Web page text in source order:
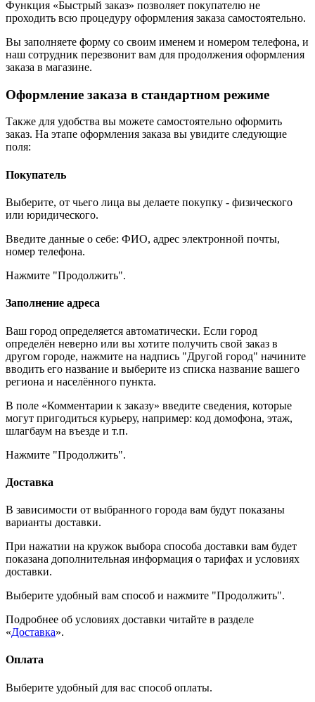
Функция «Быстрый заказ» позволяет покупателю не
проходить всю процедуру оформления заказа самостоятельно.
Вы заполняете форму со своим именем и номером телефона, и
наш сотрудник перезвонит вам для продолжения оформления
заказа в магазине.
Оформление заказа в стандартном режиме
Также для удобства вы можете самостоятельно оформить
заказ. На этапе оформления заказа вы увидите следующие
поля:
Покупатель
Выберите, от чьего лица вы делаете покупку - физического
или юридического.
Введите данные о себе: ФИО, адрес электронной почты,
номер телефона.
Нажмите "Продолжить".
Заполнение адреса
Ваш город определяется автоматически. Если город
определён неверно или вы хотите получить свой заказ в
другом городе, нажмите на надпись "Другой город" начините
вводить его название и выберите из списка название вашего
региона и населённого пункта.
В поле «Комментарии к заказу» введите сведения, которые
могут пригодиться курьеру, например: код домофона, этаж,
шлагбаум на въезде и т.п.
Нажмите "Продолжить".
Доставка
В зависимости от выбранного города вам будут показаны
варианты доставки.
При нажатии на кружок выбора способа доставки вам будет
показана дополнительная информация о тарифах и условиях
доставки.
Выберите удобный вам способ и нажмите "Продолжить".
Подробнее об условиях доставки читайте в разделе
«Доставка».
Оплата
Выберите удобный для вас способ оплаты.